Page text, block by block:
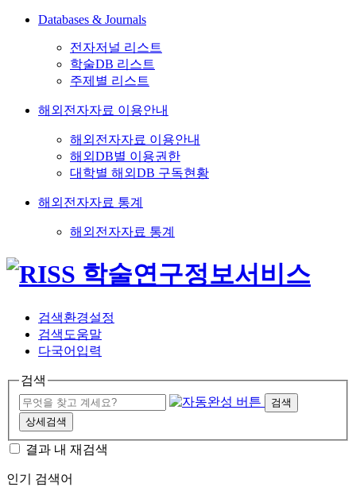
Databases & Journals
전자저널 리스트
학술DB 리스트
주제별 리스트
해외전자자료 이용안내
해외전자자료 이용안내
해외DB별 이용권한
대학별 해외DB 구독현황
해외전자자료 통계
해외전자자료 통계
검색환경설정
검색도움말
다국어입력
검색
검색
상세검색
결과 내 재검색
인기 검색어